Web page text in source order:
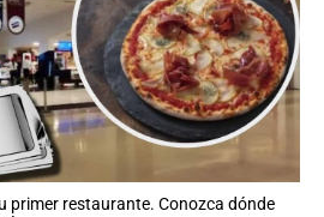
primer restaurante. Conozca dónde